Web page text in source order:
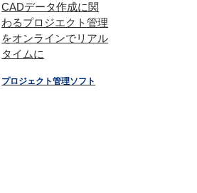
CADデータ作成に関
わるプロジエクト管理
をオンラインでリアル
タイムに
プロジェクト管理ソフト